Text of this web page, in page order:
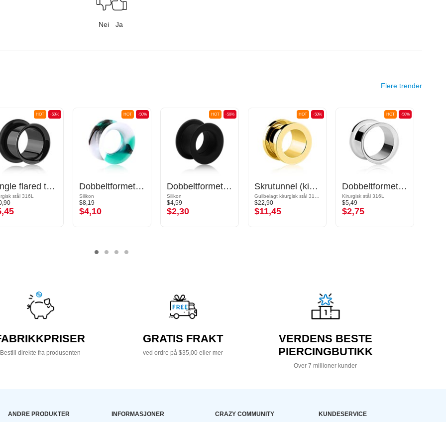
Nei Ja
Flere trender
-50%
HOT
Single flared tunnel (surgical steel, black) med O-ring
stål 316L
-50%
HOT
Dobbeltformet tunnel (silikon, forskjellige farger) med marmordesign
Silikon
$8,19
$4,10
-50%
HOT
Dobbeltformet tunnel (silikon, forskjellige farger)
Silikon
$4,59
$2,30
-50%
HOT
Skrutunnel (kirurgisk stål, gull, skinnende finish)
$22,90
$11,45
-50%
HOT
Dobbeltformet tunnel (kirurgisk stål, sølv, skinnende finish)
Kirurgisk stål 316L
$5,49
$2,75
Bestill direkte fra produsenten
GRATIS FRAKT
ved ordre på $35,00 eller mer
VERDENS BESTE
PIERCINGBUTIKK
Over 7 millioner kunder
ANDRE PRODUKTER INFORMASJONER CRAZY COMMUNITY KUNDESERVICE